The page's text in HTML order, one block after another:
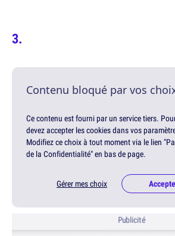
Contenu bloqué par vos
Ce contenu est fourni par un service tiers.
devez accepter les cookies dans vos
Modifiez ce choix à tout moment via le lien
de la Confidentialité" en bas de page.
Gérer mes choix
Publicité